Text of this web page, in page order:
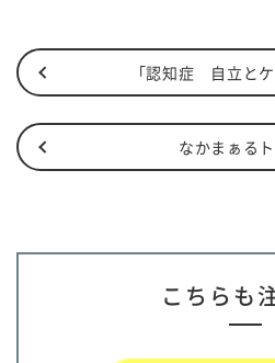
「認知症 自立と
なかまぁる
こちらも